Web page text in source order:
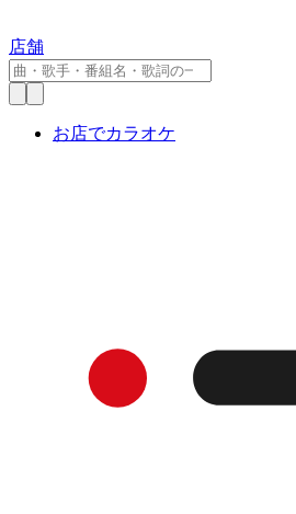
店舗
お店でカラオケ